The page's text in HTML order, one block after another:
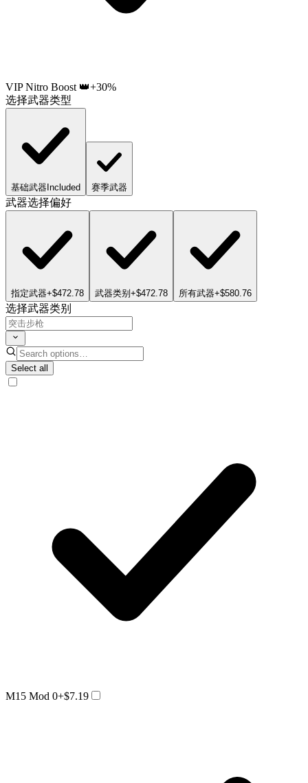
VIP Nitro Boost 👑+30%
选择武器类型
基础武器 Included 赛季武器
武器选择偏好
指定武器+$472.78 武器类别 +$472.78 所有武器+$580.76
选择武器类别
Select all
M15 Mod 0+$7.19